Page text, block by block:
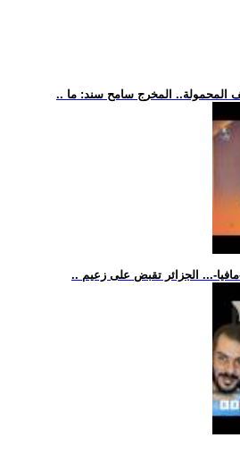
المحمولة.. المخرج سامح سند: ما
... الجزائر تقبض على زعيم